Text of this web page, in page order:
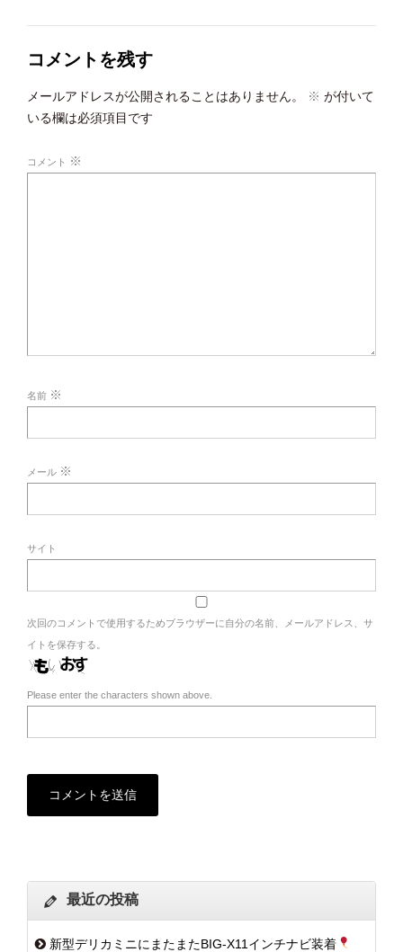
コメントを残す
メールアドレスが公開されることはありません。 ※ が付いて
いる欄は必須項目です
コメント ※
名前 ※
メール ※
サイト
次回のコメントで使用するためブラウザーに自分の名前、メールアドレス、サ
イトを保存する。
Please enter the characters shown above.
最近の投稿
新型デリカミニにまたまたBIG-X11インチナビ装着